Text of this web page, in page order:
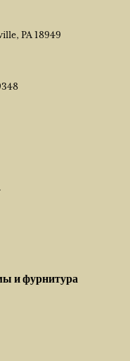
PA 18949
и фурнитура